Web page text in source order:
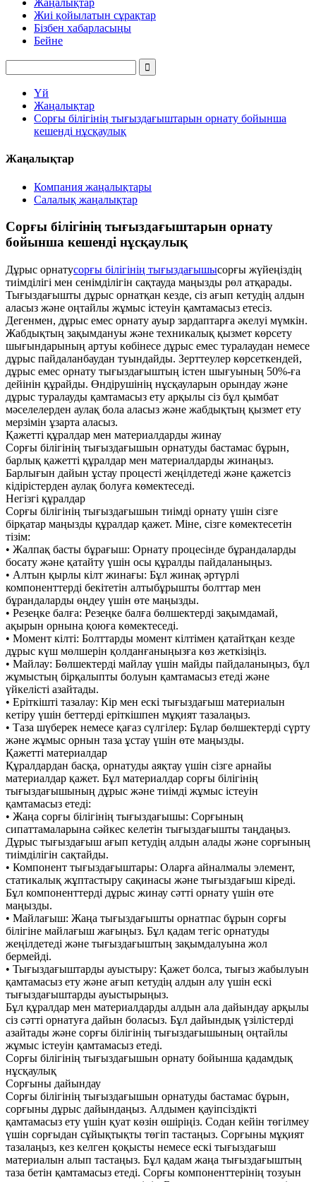
Жаңалықтар
Жиі қойылатын сұрақтар
Бізбен хабарласыңы
Бейне
Үй
Жаңалықтар
Сорғы білігінің тығыздағыштарын орнату бойынша
кешенді нұсқаулық
Жаңалықтар
Компания жаңалықтары
Салалық жаңалықтар
Сорғы білігінің тығыздағыштарын орнату
бойынша кешенді нұсқаулық
Дұрыс орнатусорғы білігінің тығыздағышысорғы жүйеңіздің
тиімділігі мен сенімділігін сақтауда маңызды рөл атқарады.
Тығыздағышты дұрыс орнатқан кезде, сіз ағып кетудің алдын
аласыз және оңтайлы жұмыс істеуін қамтамасыз етесіз.
Дегенмен, дұрыс емес орнату ауыр зардаптарға әкелуі мүмкін.
Жабдықтың зақымдануы және техникалық қызмет көрсету
шығындарының артуы көбінесе дұрыс емес туралаудан немесе
дұрыс пайдаланбаудан туындайды. Зерттеулер көрсеткендей,
дұрыс емес орнату тығыздағыштың істен шығуының 50%-ға
дейінін құрайды. Өндірушінің нұсқауларын орындау және
дұрыс туралауды қамтамасыз ету арқылы сіз бұл қымбат
мәселелерден аулақ бола аласыз және жабдықтың қызмет ету
мерзімін ұзарта аласыз.
Қажетті құралдар мен материалдарды жинау
Сорғы білігінің тығыздағышын орнатуды бастамас бұрын,
барлық қажетті құралдар мен материалдарды жинаңыз.
Барлығын дайын ұстау процесті жеңілдетеді және қажетсіз
кідірістерден аулақ болуға көмектеседі.
Негізгі құралдар
Сорғы білігінің тығыздағышын тиімді орнату үшін сізге
бірқатар маңызды құралдар қажет. Міне, сізге көмектесетін
тізім:
• Жалпақ басты бұрағыш: Орнату процесінде бұрандаларды
босату және қатайту үшін осы құралды пайдаланыңыз.
• Алтын қырлы кілт жинағы: Бұл жинақ әртүрлі
компоненттерді бекітетін алтыбұрышты болттар мен
бұрандаларды өңдеу үшін өте маңызды.
• Резеңке балға: Резеңке балға бөлшектерді зақымдамай,
ақырын орнына қоюға көмектеседі.
• Момент кілті: Болттарды момент кілтімен қатайтқан кезде
дұрыс күш мөлшерін қолданғаныңызға көз жеткізіңіз.
• Майлау: Бөлшектерді майлау үшін майды пайдаланыңыз, бұл
жұмыстың бірқалыпты болуын қамтамасыз етеді және
үйкелісті азайтады.
• Еріткішті тазалау: Кір мен ескі тығыздағыш материалын
кетіру үшін беттерді еріткішпен мұқият тазалаңыз.
• Таза шүберек немесе қағаз сүлгілер: Бұлар бөлшектерді сүрту
және жұмыс орнын таза ұстау үшін өте маңызды.
Қажетті материалдар
Құралдардан басқа, орнатуды аяқтау үшін сізге арнайы
материалдар қажет. Бұл материалдар сорғы білігінің
тығыздағышының дұрыс және тиімді жұмыс істеуін
қамтамасыз етеді:
• Жаңа сорғы білігінің тығыздағышы: Сорғының
сипаттамаларына сәйкес келетін тығыздағышты таңдаңыз.
Дұрыс тығыздағыш ағып кетудің алдын алады және сорғының
тиімділігін сақтайды.
• Компонент тығыздағыштары: Оларға айналмалы элемент,
статикалық жұптастыру сақинасы және тығыздағыш кіреді.
Бұл компоненттерді дұрыс жинау сәтті орнату үшін өте
маңызды.
• Майлағыш: Жаңа тығыздағышты орнатпас бұрын сорғы
білігіне майлағыш жағыңыз. Бұл қадам тегіс орнатуды
жеңілдетеді және тығыздағыштың зақымдалуына жол
бермейді.
• Тығыздағыштарды ауыстыру: Қажет болса, тығыз жабылуын
қамтамасыз ету және ағып кетудің алдын алу үшін ескі
тығыздағыштарды ауыстырыңыз.
Бұл құралдар мен материалдарды алдын ала дайындау арқылы
сіз сәтті орнатуға дайын боласыз. Бұл дайындық үзілістерді
азайтады және сорғы білігінің тығыздағышының оңтайлы
жұмыс істеуін қамтамасыз етеді.
Сорғы білігінің тығыздағышын орнату бойынша қадамдық
нұсқаулық
Сорғыны дайындау
Сорғы білігінің тығыздағышын орнатуды бастамас бұрын,
сорғыны дұрыс дайындаңыз. Алдымен қауіпсіздікті
қамтамасыз ету үшін қуат көзін өшіріңіз. Содан кейін төгілмеу
үшін сорғыдан сұйықтықты төгіп тастаңыз. Сорғыны мұқият
тазалаңыз, кез келген қоқысты немесе ескі тығыздағыш
материалын алып тастаңыз. Бұл қадам жаңа тығыздағыштың
таза бетін қамтамасыз етеді. Сорғы компоненттерінің тозуын